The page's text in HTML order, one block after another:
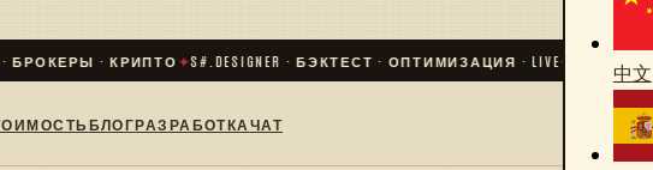
· КРИПТО✦S#.DESIGNER · БЭКТЕСТ · ОПТИМИЗАЦИЯ · LIVE ✦СООБЩЕСТВО
БЛОГРАЗРАБОТКАЧАТ
中文